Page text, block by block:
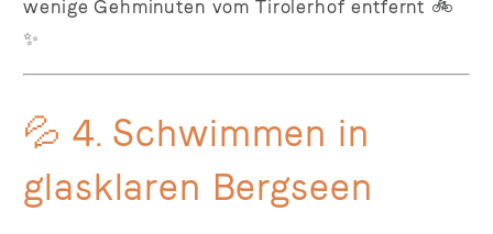
wenige Gehminuten vom Tirolerhof entfernt 🚲
✨
💦 4. Schwimmen in
glasklaren Bergseen